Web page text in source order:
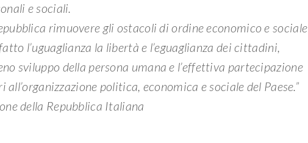
e sociali.
rimuovere gli ostacoli di ordine economico e sociale
l’uguaglianza la libertà e l’eguaglianza dei cittadini,
sviluppo della persona umana e l’effettiva partecipazione
politica, economica e sociale del Paese.”
della Repubblica Italiana